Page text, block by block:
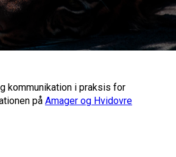
kommunikation i praksis for
på Amager og Hvidovre